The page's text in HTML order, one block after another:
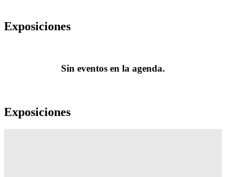
Exposiciones
Sin eventos en la agenda.
Exposiciones